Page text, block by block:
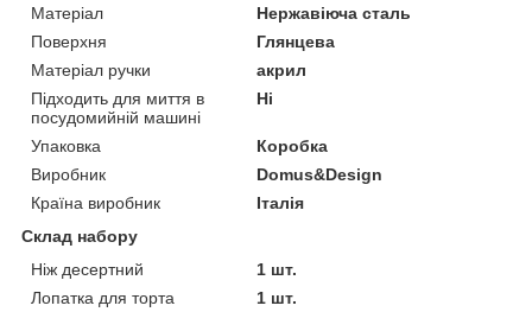
Матеріал
Нержавіюча сталь
Поверхня
Глянцева
Матеріал ручки
акрил
Підходить для миття в
посудомийній машині
Ні
Упаковка
Коробка
Виробник
Domus&Design
Країна виробник
Італія
Склад набору
Ніж десертний
1 шт.
Лопатка для торта
1 шт.